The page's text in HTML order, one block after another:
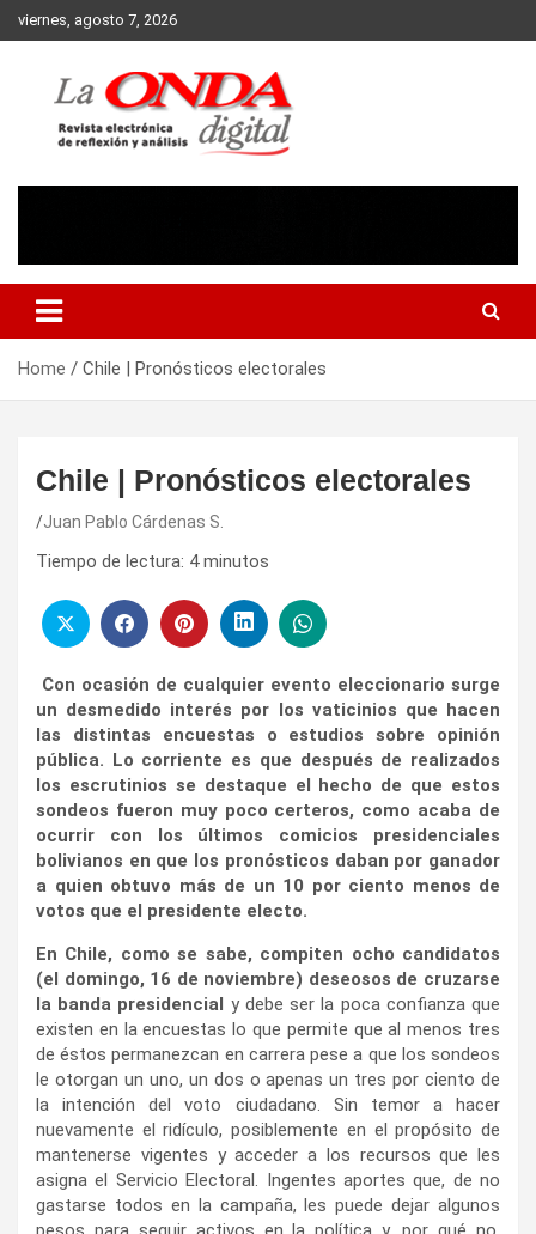
Skip
to
viernes, agosto 7, 2026
Home Chile | Pronósticos electorales
Chile | Pronósticos electorales
Juan Pablo Cárdenas S.
Tiempo de lectura: 4 minutos
Con ocasión de cualquier evento eleccionario surge
un desmedido interés por los vaticinios que hacen
las distintas encuestas o estudios sobre opinión
pública. Lo corriente es que después de realizados
los escrutinios se destaque el hecho de que estos
sondeos fueron muy poco certeros, como acaba de
ocurrir con los últimos comicios presidenciales
bolivianos en que los pronósticos daban por ganador
a quien obtuvo más de un 10 por ciento menos de
votos que el presidente electo.
En Chile, como se sabe, compiten ocho candidatos
(el domingo, 16 de noviembre) deseosos de cruzarse
la banda presidencial y debe ser la poca confianza que
existen en la encuestas lo que permite que al menos tres
de éstos permanezcan en carrera pese a que los sondeos
le otorgan un uno, un dos o apenas un tres por ciento de
la intención del voto ciudadano. Sin temor a hacer
nuevamente el ridículo, posiblemente en el propósito de
mantenerse vigentes y acceder a los recursos que les
asigna el Servicio Electoral. Ingentes aportes que, de no
gastarse todos en la campaña, les puede dejar algunos